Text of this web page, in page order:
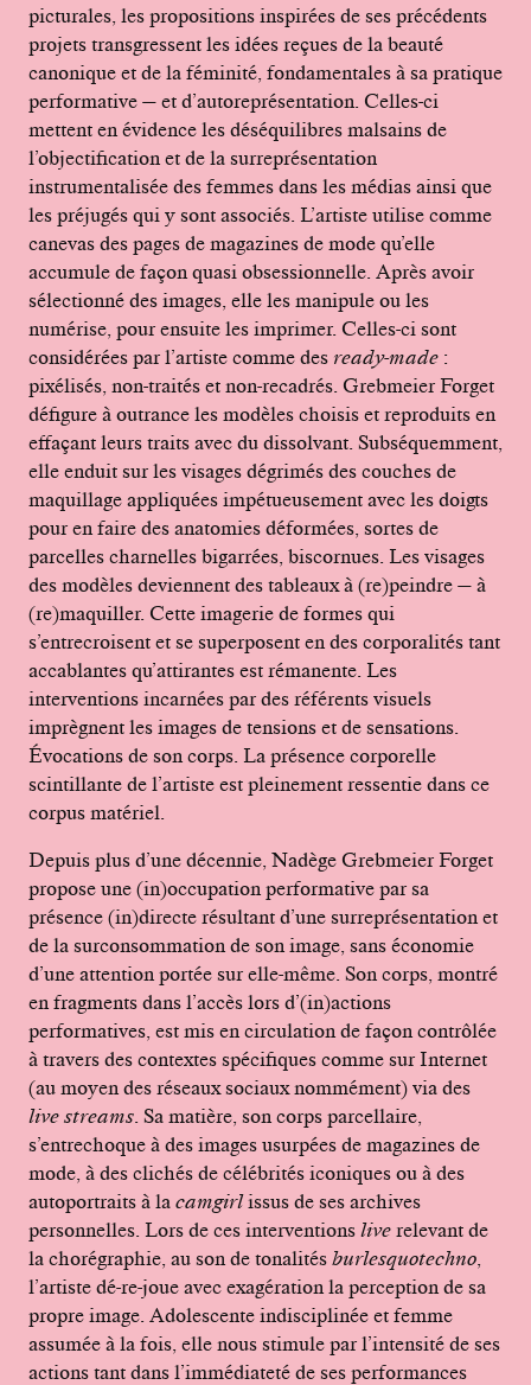
picturales, les propositions inspirées de ses précédents
projets transgressent les idées reçues de la beauté
canonique et de la féminité, fondamentales à sa pratique
performative — et d’autoreprésentation. Celles-ci
mettent en évidence les déséquilibres malsains de
l’objectification et de la surreprésentation
instrumentalisée des femmes dans les médias ainsi que
les préjugés qui y sont associés. L’artiste utilise comme
canevas des pages de magazines de mode qu’elle
accumule de façon quasi obsessionnelle. Après avoir
sélectionné des images, elle les manipule ou les
numérise, pour ensuite les imprimer. Celles-ci sont
considérées par l’artiste comme des ready-made :
pixélisés, non-traités et non-recadrés. Grebmeier Forget
défigure à outrance les modèles choisis et reproduits en
effaçant leurs traits avec du dissolvant. Subséquemment,
elle enduit sur les visages dégrimés des couches de
maquillage appliquées impétueusement avec les doigts
pour en faire des anatomies déformées, sortes de
parcelles charnelles bigarrées, biscornues. Les visages
des modèles deviennent des tableaux à (re)peindre — à
(re)maquiller. Cette imagerie de formes qui
s’entrecroisent et se superposent en des corporalités tant
accablantes qu’attirantes est rémanente. Les
interventions incarnées par des référents visuels
imprègnent les images de tensions et de sensations.
Évocations de son corps. La présence corporelle
scintillante de l’artiste est pleinement ressentie dans ce
corpus matériel.
Depuis plus d’une décennie, Nadège Grebmeier Forget
propose une (in)occupation performative par sa
présence (in)directe résultant d’une surreprésentation et
de la surconsommation de son image, sans économie
d’une attention portée sur elle-même. Son corps, montré
en fragments dans l’accès lors d’(in)actions
performatives, est mis en circulation de façon contrôlée
à travers des contextes spécifiques comme sur Internet
(au moyen des réseaux sociaux nommément) via des
live streams . Sa matière, son corps parcellaire,
s’entrechoque à des images usurpées de magazines de
mode, à des clichés de célébrités iconiques ou à des
autoportraits à la camgirlissus de ses archives
personnelles. Lors de ces interventions live relevant de
la chorégraphie, au son de tonalités burlesquotechno
l’artiste dé-re-joue avec exagération la perception de sa
propre image. Adolescente indisciplinée et femme
assumée à la fois, elle nous stimule par l’intensité de ses
actions tant dans l’immédiateté de ses performances